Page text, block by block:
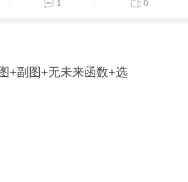
1 0
+副图+无未来函数+选